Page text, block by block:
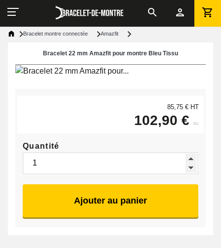
Bracelet montre connectée Amazfit
Bracelet 22 mm Amazfit pour montre Bleu Tissu
85,75 € HT
102,90 € ttc
Quantité
Ajouter au panier